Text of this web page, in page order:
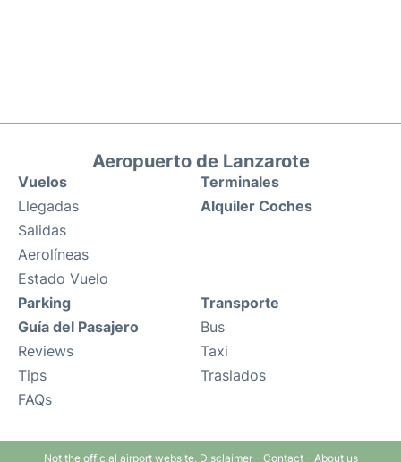
Aeropuerto de Lanzarote
Vuelos
Llegadas
Salidas
Aerolíneas
Estado Vuelo
Terminales
Alquiler Coches
Parking
Guía del Pasajero
Reviews
Tips
FAQs
Transporte
Bus
Taxi
Traslados
Not the official airport website. Disclaimer- Contact- About us